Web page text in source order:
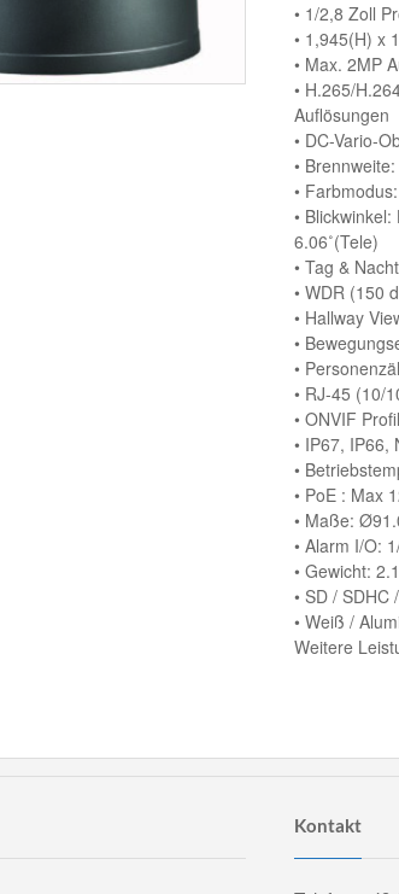
• 1/2,8 Zoll
• 1,945(H) x
• Max. 2MP
• H.265/
Auflösungen
• DC-Vario-
•
•
•
6.06˚(Tele)
• Tag &
• WDR (150
• Hallway
•
•
• RJ-45 (10/
• ONVIF
• IP67, IP66,
•
• PoE : Max
• Maße:
• Alarm I/O:
• Gewicht:
• SD / SDHC
• Weiß /
Weitere
Kontakt